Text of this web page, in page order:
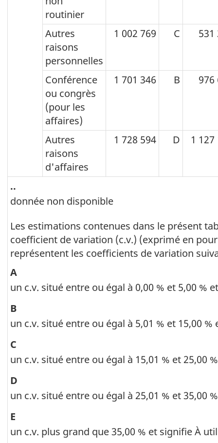
principale
voyage
et
pays
ou
région
des
dépenses.
Les
données
sont
présentées
Durée
de
voyage
(titres
routinier
Autres
raisons
personnelles
1 002 769 C 531
Conférence
ou congrès
(pour les
affaires)
1 701 346 B 976
Autres
raisons
d'affaires
1 728 594 D 1 127
..
donnée non disponible
Les estimations contenues dans le présent
coefficient de variation (c.v.) (exprimé en
représentent les coefficients de variation
A
un c.v. situé entre ou égal à 0,00 % et 5,00 %
B
un c.v. situé entre ou égal à 5,01 % et 15,00
C
un c.v. situé entre ou égal à 15,01 % et 25,00
D
un c.v. situé entre ou égal à 25,01 % et 35,00
E
un c.v. plus grand que 35,00 % et signifie À